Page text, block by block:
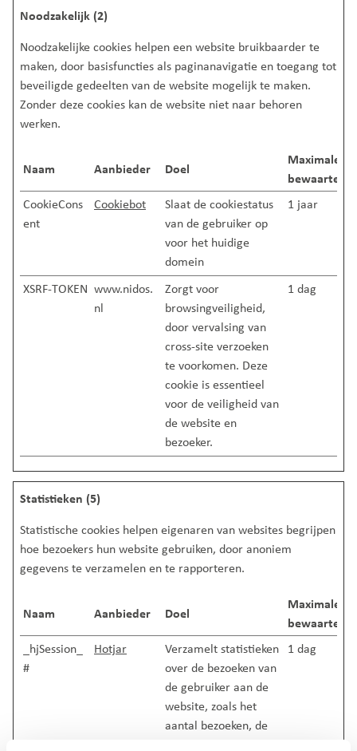
Noodzakelijk (2)
Noodzakelijke cookies helpen een website bruikbaarder te
maken, door basisfuncties als paginanavigatie en toegang tot
beveiligde gedeelten van de website mogelijk te maken.
Zonder deze cookies kan de website niet naar behoren
werken.
Naam Aanbieder Doel
Maximale
CookieCons
ent
Cookiebot
Slaat de cookiestatus
van de gebruiker op
voor het huidige
domein
1 jaar
XSRF-TOKEN www.nidos.
nl
Zorgt voor
browsingveiligheid,
door vervalsing van
cross-site verzoeken
te voorkomen. Deze
cookie is essentieel
voor de veiligheid van
de website en
bezoeker.
1 dag
Statistieken (5)
Statistische cookies helpen eigenaren van websites begrijpen
hoe bezoekers hun website gebruiken, door anoniem
gegevens te verzamelen en te rapporteren.
Naam Aanbieder Doel
Maximale
_hjSession_
#
Hotjar
Verzamelt statistieken
over de bezoeken van
de gebruiker aan de
website, zoals het
aantal bezoeken, de
1 dag